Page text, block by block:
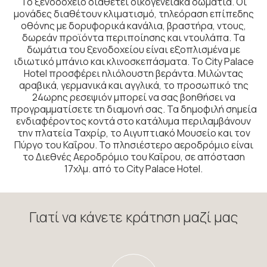
μονάδες διαθέτουν κλιματισμό, τηλεόραση επίπεδης
οθόνης με δορυφορικά κανάλια, βραστήρα, ντους,
δωρεάν προϊόντα περιποίησης και ντουλάπα. Τα
δωμάτια του ξενοδοχείου είναι εξοπλισμένα με
ιδιωτικό μπάνιο και κλινοσκεπάσματα. Το City Palace
Hotel προσφέρει ηλιόλουστη βεράντα. Μιλώντας
αραβικά, γερμανικά και αγγλικά, το προσωπικό της
24ωρης ρεσεψιόν μπορεί να σας βοηθήσει να
προγραμματίσετε τη διαμονή σας. Τα δημοφιλή σημεία
ενδιαφέροντος κοντά στο κατάλυμα περιλαμβάνουν
την πλατεία Ταχρίρ, το Αιγυπτιακό Μουσείο και τον
Πύργο του Καΐρου. Το πλησιέστερο αεροδρόμιο είναι
το Διεθνές Αεροδρόμιο του Καΐρου, σε απόσταση
17χλμ. από το City Palace Hotel.
Γιατί να κάνετε κράτηση μαζί μας